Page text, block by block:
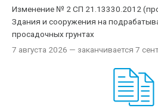
Изменение № 2 СП 21.13330.2012
Здания и сооружения на
просадочных грунтах
7 августа 2026 — заканчивается 7